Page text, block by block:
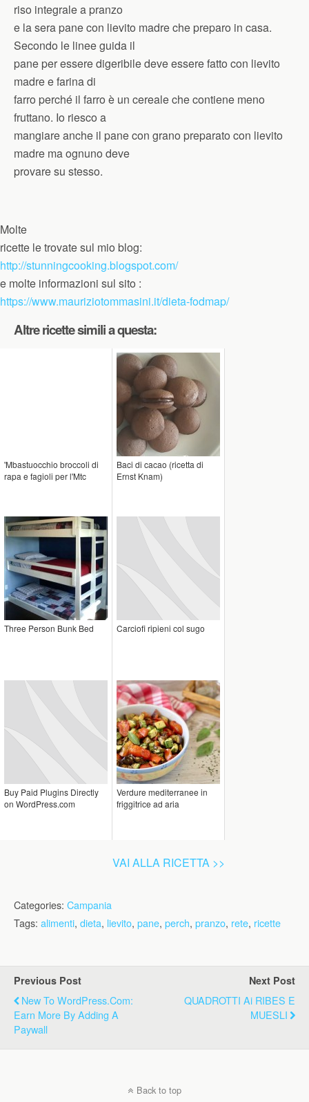
riso integrale a pranzo
e la sera pane con lievito madre che preparo in casa.
Secondo le linee guida il
pane per essere digeribile deve essere fatto con lievito
madre e farina di
farro perché il farro è un cereale che contiene meno
fruttano. Io riesco a
mangiare anche il pane con grano preparato con lievito
madre ma ognuno deve
provare su stesso.
Molte
ricette le trovate sul mio blog:
http://stunningcooking.blogspot.com/
e molte informazioni sul sito :
https://www.mauriziotommasini.it/dieta-fodmap/
Altre ricette simili a questa:
'Mbastuocchio broccoli di
rapa e fagioli per l'Mtc
Baci di cacao (ricetta di
Ernst Knam)
Three Person Bunk Bed Carciofi ripieni col sugo
Buy Paid Plugins Directly
on WordPress.com
Verdure mediterranee in
friggitrice ad aria
VAI ALLA RICETTA >>
Categories: Campania
Tags: alimenti, dieta, lievito, pane, perch, pranzo, rete, ricette
Previous Post
New To WordPress.com:
Earn More By Adding A
Paywall
Next Post
QUADROTTI Ai RIBES E
MUESLI
Back to top